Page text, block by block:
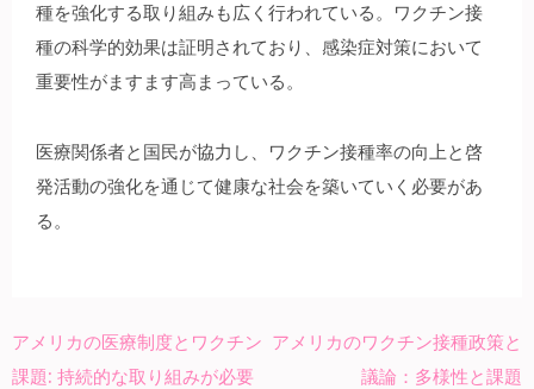
種を強化する取り組みも広く行われている。ワクチン接
種の科学的効果は証明されており、感染症対策において
重要性がますます高まっている。
医療関係者と国民が協力し、ワクチン接種率の向上と啓
発活動の強化を通じて健康な社会を築いていく必要があ
る。
投
アメリカの医療制度とワクチン
課題: 持続的な取り組みが必要
アメリカのワクチン接種政策と
議論：多様性と課題